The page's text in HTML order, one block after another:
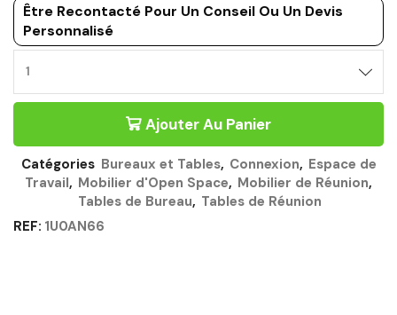
Être Recontacté Pour Un Conseil Ou Un Devis
Personnalisé
BENCH
PROFONDEUR
CHÊNE
DU
BOCAGE
Ajouter Au Panier
Catégories Bureaux et Tables, Connexion, Espace de
Travail, Mobilier d'Open Space, Mobilier de Réunion,
Tables de Bureau, Tables de Réunion
REF: 1U0AN66